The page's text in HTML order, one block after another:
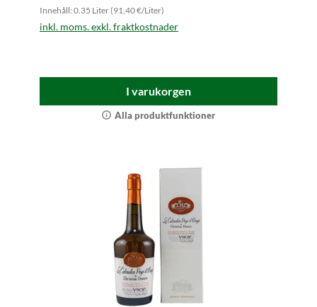
Innehåll: 0.35 Liter (91,40 €/Liter)
inkl. moms. exkl. fraktkostnader
I varukorgen
Alla produktfunktioner